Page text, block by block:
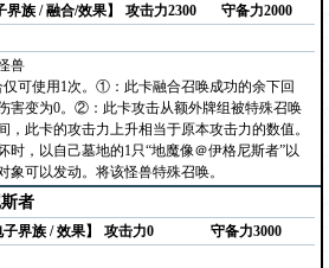
界族 / 融合/效果】
攻击力2300 守备力2000
兽
可使用1次。①：此卡融合召唤成功的余下回
害变为0。②：此卡攻击从额外牌组被特殊召唤
，此卡的攻击力上升相当于原本攻击力的数值。
，以自己墓地的1只“地魔像＠伊格尼斯者”以
象可以发动。将该怪兽特殊召唤。
者
子界族 / 效果】
攻击力0 守备力3000